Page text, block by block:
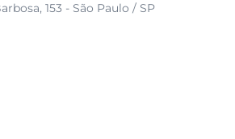
153 - São Paulo / SP